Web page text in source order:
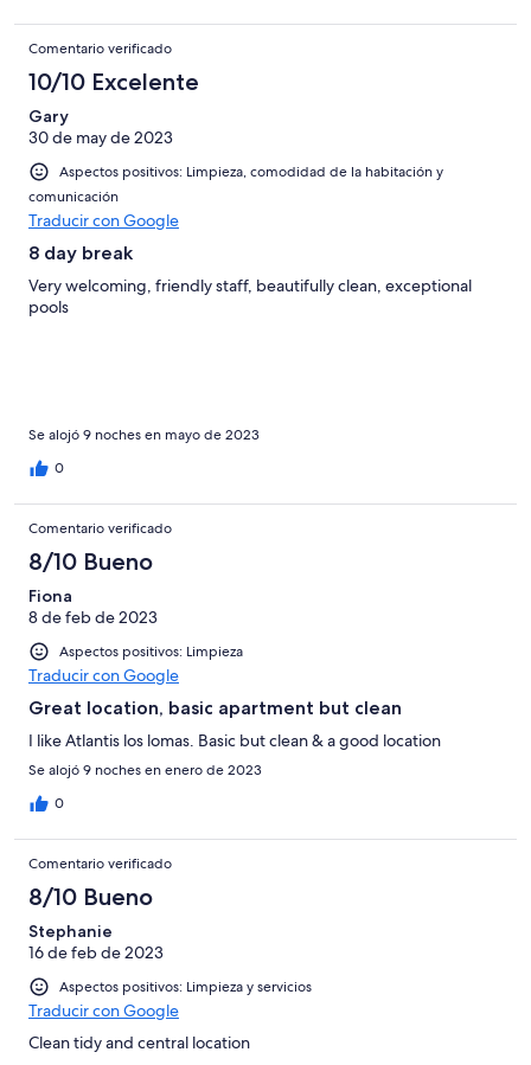
Comentario verificado
10/10 Excelente
Gary
30 de may de 2023
Aspectos positivos: Limpieza, comodidad de la habitación y
comunicación
Traducir con Google
8 day break
Very welcoming, friendly staff, beautifully clean, exceptional
pools
Se alojó 9 noches en mayo de 2023
0
Comentario verificado
8/10 Bueno
Fiona
8 de feb de 2023
Aspectos positivos: Limpieza
Traducir con Google
Great location, basic apartment but clean
I like Atlantis los lomas. Basic but clean & a good location
Se alojó 9 noches en enero de 2023
0
Comentario verificado
8/10 Bueno
Stephanie
16 de feb de 2023
Aspectos positivos: Limpieza y servicios
Traducir con Google
Clean tidy and central location